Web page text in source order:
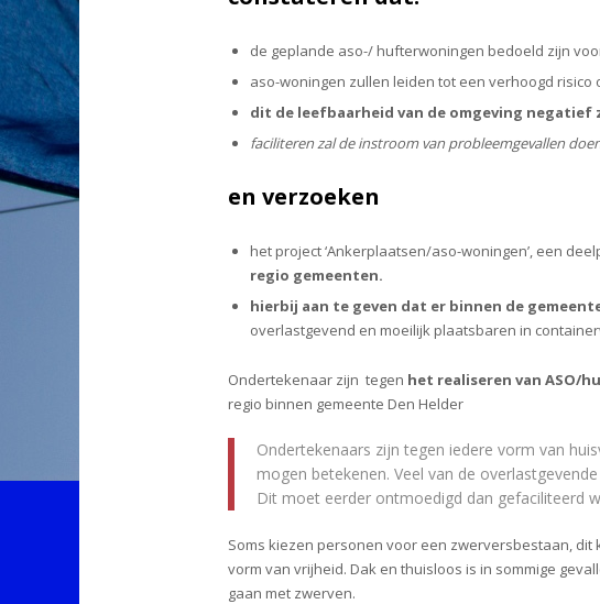
de geplande aso-/ hufterwoningen bedoeld zijn
aso-woningen zullen leiden tot een verhoogd
dit de leefbaarheid van de omgeving negatief
faciliteren zal de instroom van probleemgevallen
en verzoeken
het project ‘Ankerplaatsen/aso-woningen’, een
regio gemeenten.
hierbij aan te geven dat er binnen de
overlastgevend en moeilijk plaatsbaren in
Ondertekenaar zijn tegen het realiseren van ASO/
regio binnen gemeente Den Helder
Ondertekenaars zijn tegen iedere vorm van
mogen betekenen. Veel van de
Dit moet eerder ontmoedigd dan gefaciliteerd
Soms kiezen personen voor een zwerversbestaan,
vorm van vrijheid. Dak en thuisloos is in sommige
gaan met zwerven.